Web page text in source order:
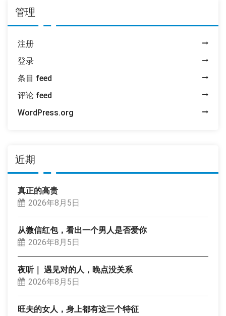
管理
注册
登录
条目 feed
评论 feed
WordPress.org
近期
真正的高贵
2026年8月5日
从微信红包，看出一个男人是否爱你
2026年8月5日
夜听｜ 遇见对的人，晚点没关系
2026年8月5日
旺夫的女人，身上都有这三个特征